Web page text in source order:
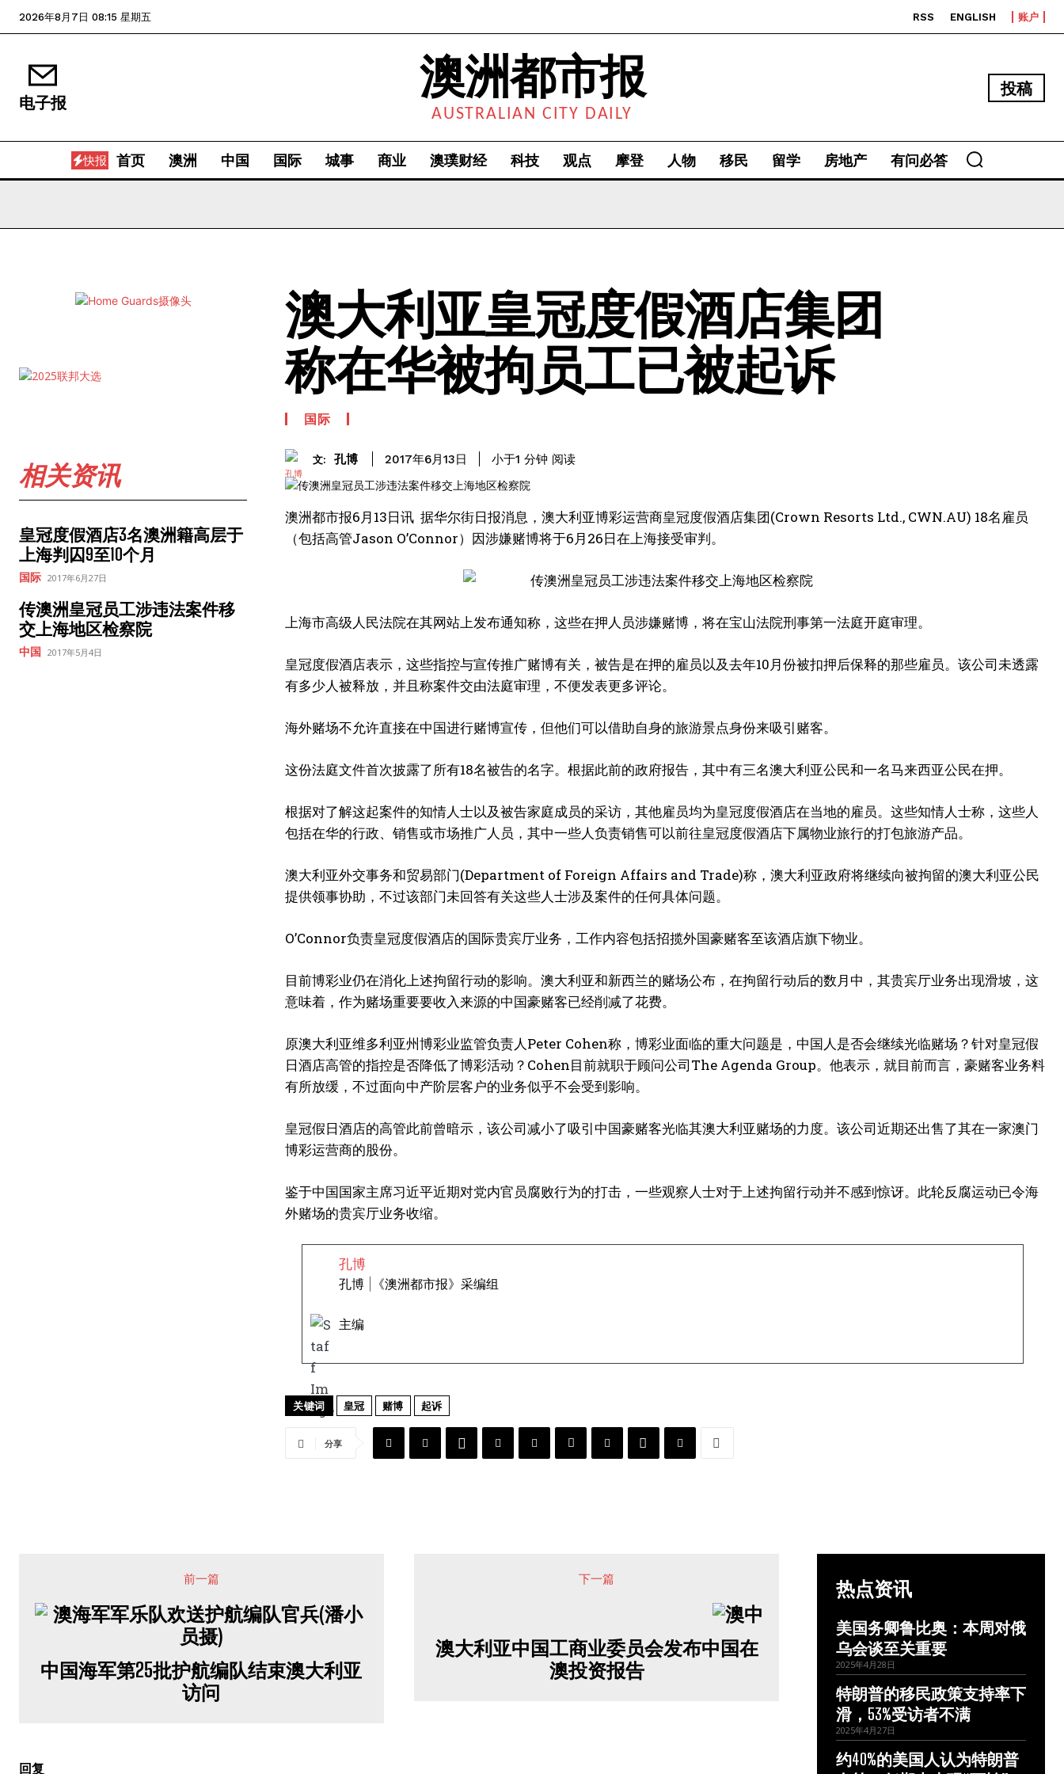
2026年8月7日 08:15 星期五 RSS ENGLISH 账户
电子报 澳洲都市报
AUSTRALIAN CITY DAILY
投稿
快报 首页 澳洲 中国 国际 城事 商业 澳璞财经 科技 观点 摩登 人物 移民 留学 房地产 有问必答
相关资讯
皇冠度假酒店3名澳洲籍高层于
上海判囚9至10个月
国际 2017年6月27日
传澳洲皇冠员工涉违法案件移
交上海地区检察院
中国 2017年5月4日
澳大利亚皇冠度假酒店集团
称在华被拘员工已被起诉
国际
文: 孔博 2017年6月13日 小于1 分钟 阅读
澳洲都市报6月13日讯 据华尔街日报消息，澳大利亚博彩运营商皇冠度假酒店集团(Crown Resorts Ltd., CWN.AU) 18名雇员
（包括高管Jason O’Connor）因涉嫌赌博将于6月26日在上海接受审判。
上海市高级人民法院在其网站上发布通知称，这些在押人员涉嫌赌博，将在宝山法院刑事第一法庭开庭审理。
皇冠度假酒店表示，这些指控与宣传推广赌博有关，被告是在押的雇员以及去年10月份被扣押后保释的那些雇员。该公司未透露
有多少人被释放，并且称案件交由法庭审理，不便发表更多评论。
海外赌场不允许直接在中国进行赌博宣传，但他们可以借助自身的旅游景点身份来吸引赌客。
这份法庭文件首次披露了所有18名被告的名字。根据此前的政府报告，其中有三名澳大利亚公民和一名马来西亚公民在押。
根据对了解这起案件的知情人士以及被告家庭成员的采访，其他雇员均为皇冠度假酒店在当地的雇员。这些知情人士称，这些人
包括在华的行政、销售或市场推广人员，其中一些人负责销售可以前往皇冠度假酒店下属物业旅行的打包旅游产品。
澳大利亚外交事务和贸易部门(Department of Foreign Affairs and Trade)称，澳大利亚政府将继续向被拘留的澳大利亚公民
提供领事协助，不过该部门未回答有关这些人士涉及案件的任何具体问题。
O’Connor负责皇冠度假酒店的国际贵宾厅业务，工作内容包括招揽外国豪赌客至该酒店旗下物业。
目前博彩业仍在消化上述拘留行动的影响。澳大利亚和新西兰的赌场公布，在拘留行动后的数月中，其贵宾厅业务出现滑坡，这
意味着，作为赌场重要要收入来源的中国豪赌客已经削减了花费。
原澳大利亚维多利亚州博彩业监管负责人Peter Cohen称，博彩业面临的重大问题是，中国人是否会继续光临赌场？针对皇冠假
日酒店高管的指控是否降低了博彩活动？Cohen目前就职于顾问公司The Agenda Group。他表示，就目前而言，豪赌客业务料
有所放缓，不过面向中产阶层客户的业务似乎不会受到影响。
皇冠假日酒店的高管此前曾暗示，该公司减小了吸引中国豪赌客光临其澳大利亚赌场的力度。该公司近期还出售了其在一家澳门
博彩运营商的股份。
鉴于中国国家主席习近平近期对党内官员腐败行为的打击，一些观察人士对于上述拘留行动并不感到惊讶。此轮反腐运动已令海
外赌场的贵宾厅业务收缩。
孔博
孔博 |《澳洲都市报》采编组
主编
关键词 皇冠 赌博 起诉
分享
前一篇
中国海军第25批护航编队结束澳大利亚
访问
下一篇
澳大利亚中国工商业委员会发布中国在
澳投资报告
回复
热点资讯
美国务卿鲁比奥：本周对俄
乌会谈至关重要
2025年4月28日
特朗普的移民政策支持率下
滑，53%受访者不满
2025年4月27日
约40%的美国人认为特朗普